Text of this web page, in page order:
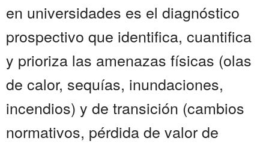
en universidades es el diagnóstico
prospectivo que identifica, cuantifica
y prioriza las amenazas físicas (olas
de calor, sequías, inundaciones,
incendios) y de transición (cambios
normativos, pérdida de valor de